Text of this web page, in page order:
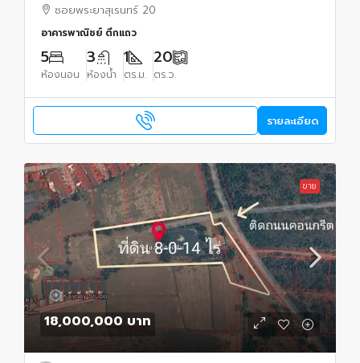
ซอยพระยาสุเรนทร์ 20
อาคารพาณิชย์ ตึกแถว
5
ห้องนอน
3
ห้องน้ำ
1
ตร.ม.
20
ตร.ว.
รายละเอียด
ขาย
18,000,000 บาท